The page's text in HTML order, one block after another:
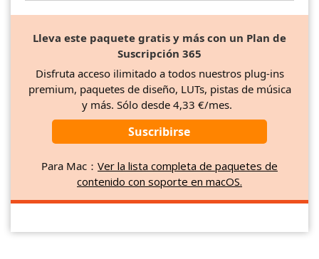
Lleva este paquete gratis y más con un Plan de
Suscripción 365
Disfruta acceso ilimitado a todos nuestros plug-ins
premium, paquetes de diseño, LUTs, pistas de música
y más. Sólo desde 4,33 €/mes.
Suscribirse
Para Mac： Ver la lista completa de paquetes de
contenido con soporte en macOS.